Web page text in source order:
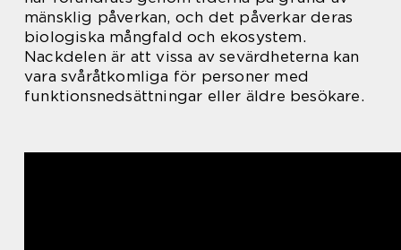
mänsklig påverkan, och det påverkar deras
biologiska mångfald och ekosystem.
Nackdelen är att vissa av sevärdheterna kan
vara svåråtkomliga för personer med
funktionsnedsättningar eller äldre besökare.